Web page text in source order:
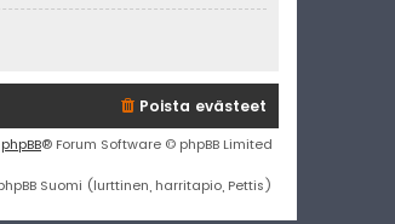
Poista evästeet
phpBB® Forum Software © phpBB Limited
Suomi (lurttinen, harritapio, Pettis)